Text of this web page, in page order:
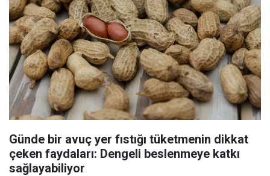
Günde bir avuç yer fıstığı tüketmenin dikkat
çeken faydaları: Dengeli beslenmeye katkı
sağlayabiliyor